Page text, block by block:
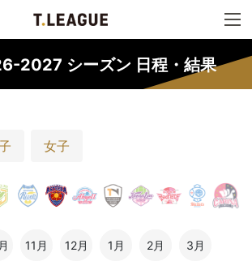
2027 シーズン 日程・結果
女子
11月 12月 1月 2月 3月